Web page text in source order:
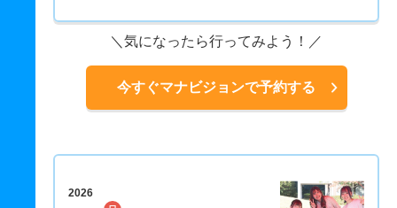
気になったら行ってみよう！
今すぐマナビジョンで予約する
2026